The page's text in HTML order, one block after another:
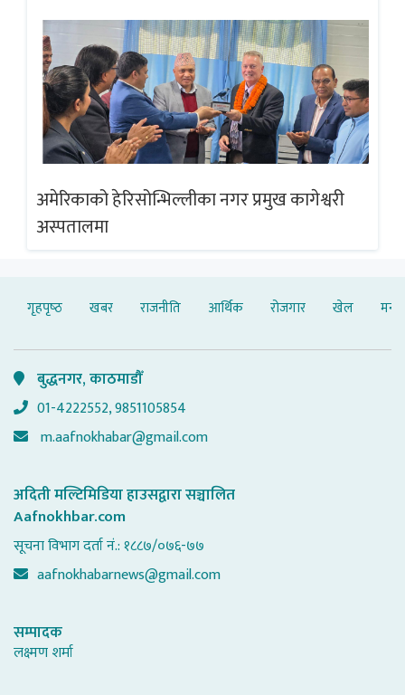
अमेरिकाको हेरिसोन्भिल्लीका नगर प्रमुख कागेश्वरी
अस्पतालमा
गृहपृष्‍ठ खबर राजनीति आर्थिक रोजगार खेल
बुद्धनगर, काठमाडौँ
01-4222552, 9851105854
m.aafnokhabar@gmail.com
अदिती मल्टिमिडिया हाउसद्वारा सञ्चालित
Aafnokhbar.com
सूचना विभाग दर्ता नं.: १८८७/०७६-७७
aafnokhabarnews@gmail.com
सम्पादक
लक्ष्मण शर्मा